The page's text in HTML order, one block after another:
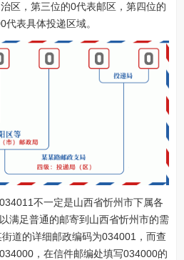
区，第三位的0代表邮区，第四位的
表具体投递区域。
不一定是山西省忻州市下属各
满足普通的邮寄到山西省忻州市的需
道的详细邮政编码为034001，而查
，在信件邮编处填写034000的